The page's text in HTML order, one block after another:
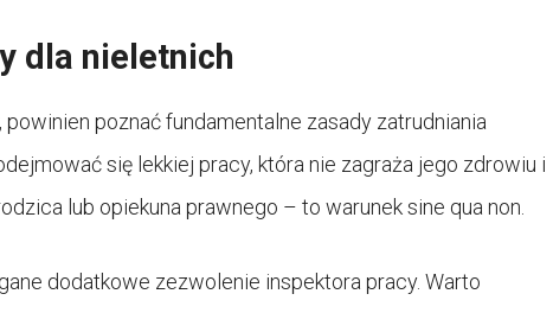
dla nieletnich
poznać fundamentalne zasady zatrudniania
się lekkiej pracy, która nie zagraża jego zdrowiu i
lub opiekuna prawnego – to warunek sine qua non.
dodatkowe zezwolenie inspektora pracy. Warto